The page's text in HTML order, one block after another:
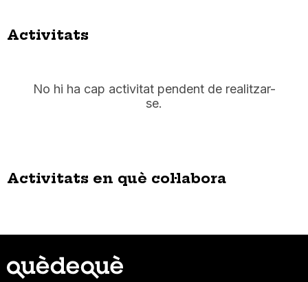
Activitats
No hi ha cap activitat pendent de realitzar-
se.
Activitats en què col·labora